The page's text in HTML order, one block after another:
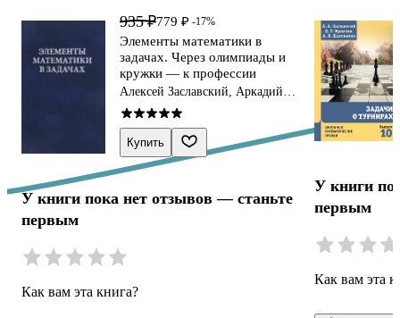
935 ₽779 ₽ -17%
Элементы математики в
задачах. Через олимпиады и
кружки — к профессии
Алексей Заславский, Аркадий
Скопенков, М.Б. Скопенков
Купить
У книги пока нет отзывов — станьте
первым
Как вам эта книга?
У книги
первым
Как вам эта